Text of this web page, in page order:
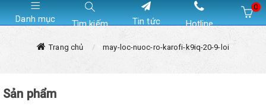
Danh mục Tìm kiếm Tin tức Hotline
0
Trang chủ may-loc-nuoc-ro-karofi-k9iq-20-9-loi
Sản phẩm